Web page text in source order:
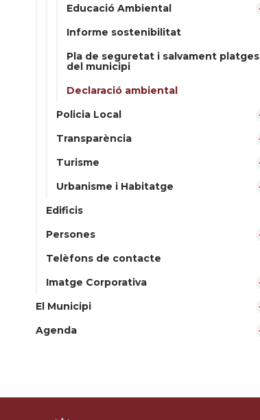
Educació Ambiental
Informe sostenibilitat
Pla de seguretat i salvament platges
del municipi
Declaració ambiental
Policia Local
Transparència
Turisme
Urbanisme i Habitatge
Edificis
Persones
Telèfons de contacte
Imatge Corporativa
El Municipi
Agenda